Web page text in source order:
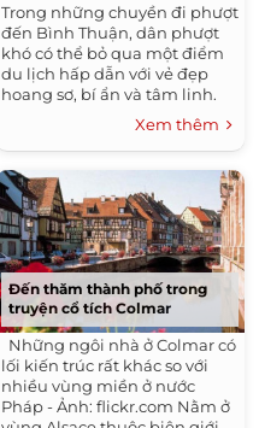
Trong những chuyền đi phượt
đến Bình Thuận, dân phượt
khó có thể bỏ qua một điểm
du lịch hấp dẫn với vẻ đẹp
hoang sơ, bí ẩn và tâm linh.
Đó là tháp Po Sah Inư hay còn
gọi là Tháp Chăm Phố Hài.
Tháp...
Xem thêm
Đến thăm thành phố trong
truyện cổ tích Colmar
Những ngôi nhà ở Colmar có
lối kiến trúc rất khác so với
nhiều vùng miền ở nước
Pháp - Ảnh: flickr.com Nằm ở